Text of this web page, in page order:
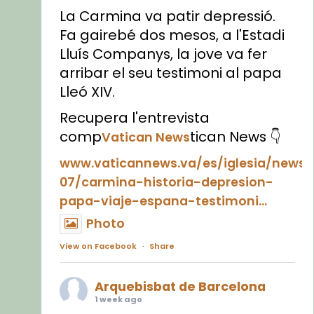
La Carmina va patir depressió.
Fa gairebé dos mesos, a l'Estadi
Lluís Companys, la jove va fer
arribar el seu testimoni al papa
Lleó XIV.
Recupera l'entrevista
compVatican Newstican News 👇
www.vaticannews.va/es/iglesia/news/
07/carmina-historia-depresion-
papa-viaje-espana-testimoni...
Photo
View on Facebook · Share
Arquebisbat de Barcelona
1 week ago